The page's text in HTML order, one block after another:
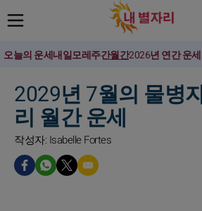
오늘의 운세내일모레주간월간2026년 연간 운세
2029년 7월의 물병
리 월간 운세
작성자: Isabelle Fortes